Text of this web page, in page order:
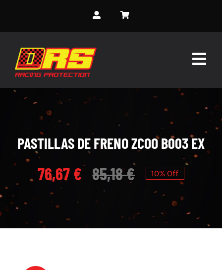
content
INICIO
SOBRE NOSOTROS
SERVICIOS
MONOS PERSONALIZADOS
EVENTOS
NOTICIAS
PASTILLAS DE FRENO ZCOO B003 EX
85,18€
76,67€ 10% Off